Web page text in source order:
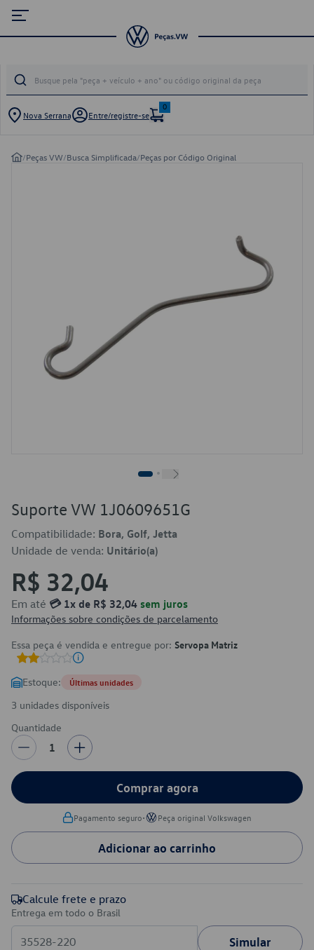
Nova Serrana Entre/registre-se
0
/Peças VW/Busca Simplificada/Peças por Código Original
Suporte VW 1J0609651G
Compatibilidade: Bora, Golf, Jetta
Unidade de venda: Unitário(a)
R$ 32,04
Em até 💳 1x de R$ 32,04 sem juros
Informações sobre condições de parcelamento
Essa peça é vendida e entregue por: Servopa Matriz
Estoque: Últimas unidades
3 unidades disponíveis
Quantidade
1
Comprar agora
Pagamento seguro• Peça original Volkswagen
Adicionar ao carrinho
Calcule frete e prazo
Entrega em todo o Brasil
Simular